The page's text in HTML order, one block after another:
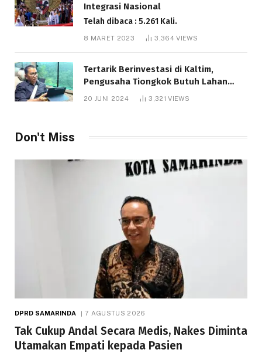
Integrasi Nasional
Telah dibaca : 5.261 Kali.
8 MARET 2023 3,364VIEWS
Tertarik Berinvestasi di Kaltim,
Pengusaha Tiongkok Butuh Lahan
1.000 Hektare
20 JUNI 2024 3,321VIEWS
Don't Miss
DPRD SAMARINDA 7 AGUSTUS 2026
Tak Cukup Andal Secara Medis, Nakes Diminta
Utamakan Empati kepada Pasien